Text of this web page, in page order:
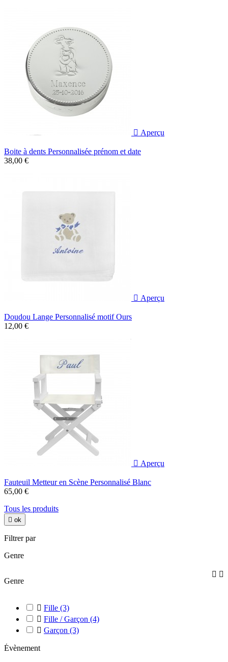
 Aperçu
Boite à dents Personnalisée prénom et date
38,00 €
 Aperçu
Doudou Lange Personnalisé motif Ours
12,00 €
 Aperçu
Fauteuil Metteur en Scène Personnalisé Blanc
65,00 €
Tous les produits
 ok
Filtrer par
Genre
Genre
 
 Fille (3)
 Fille / Garçon (4)
 Garçon (3)
Évènement